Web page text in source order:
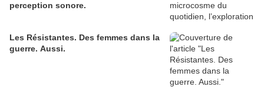
perception sonore.
Les Résistantes. Des femmes dans la
guerre. Aussi.